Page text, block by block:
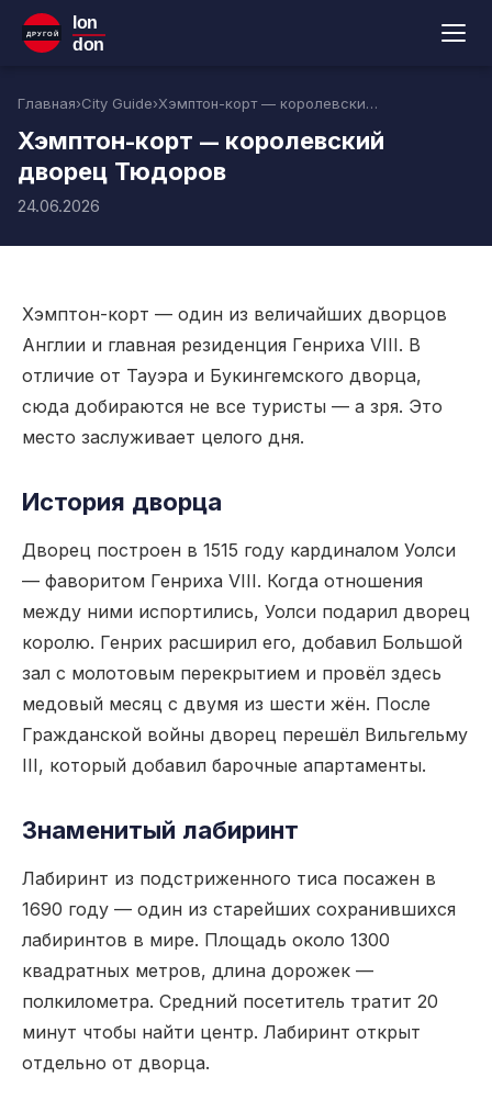
ДРУГОЙ
lon
don
Главная›City Guide› Хэмптон-корт — королевский дворец Тюдоров
Хэмптон-корт — королевский
дворец Тюдоров
24.06.2026
Хэмптон-корт — один из величайших дворцов
Англии и главная резиденция Генриха VIII. В
отличие от Тауэра и Букингемского дворца,
сюда добираются не все туристы — а зря. Это
место заслуживает целого дня.
История дворца
Дворец построен в 1515 году кардиналом Уолси
— фаворитом Генриха VIII. Когда отношения
между ними испортились, Уолси подарил дворец
королю. Генрих расширил его, добавил Большой
зал с молотовым перекрытием и провёл здесь
медовый месяц с двумя из шести жён. После
Гражданской войны дворец перешёл Вильгельму
III, который добавил барочные апартаменты.
Знаменитый лабиринт
Лабиринт из подстриженного тиса посажен в
1690 году — один из старейших сохранившихся
лабиринтов в мире. Площадь около 1300
квадратных метров, длина дорожек —
полкилометра. Средний посетитель тратит 20
минут чтобы найти центр. Лабиринт открыт
отдельно от дворца.